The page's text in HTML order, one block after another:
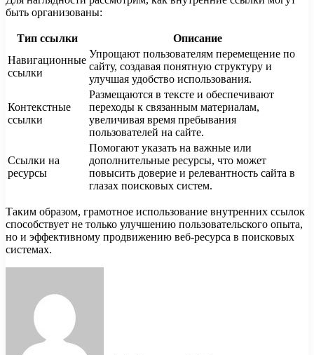
быть организованы:
Тип ссылки
Описание
Навигационные
ссылки
Упрощают пользователям перемещение по
сайту, создавая понятную структуру и
улучшая удобство использования.
Контекстные
ссылки
Размещаются в тексте и обеспечивают
переходы к связанным материалам,
увеличивая время пребывания
пользователей на сайте.
Ссылки на
ресурсы
Помогают указать на важные или
дополнительные ресурсы, что может
повысить доверие и релевантность сайта в
глазах поисковых систем.
Таким образом, грамотное использование внутренних ссылок
способствует не только улучшению пользовательского опыта,
но и эффективному продвижению веб-ресурса в поисковых
системах.